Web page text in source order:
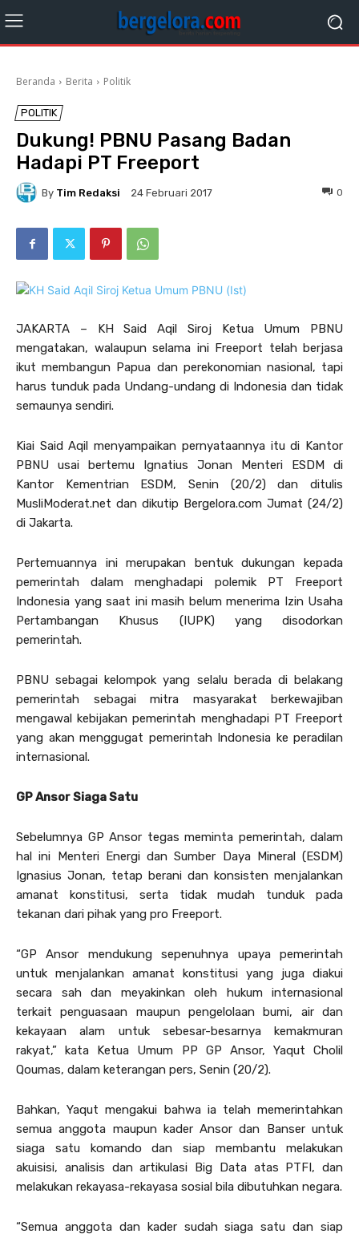
Beranda Berita Politik
POLITIK
Dukung! PBNU Pasang Badan
Hadapi PT Freeport
By Tim Redaksi 24 Februari 2017 0
JAKARTA – KH Said Aqil Siroj Ketua Umum PBNU
mengatakan, walaupun selama ini Freeport telah berjasa
ikut membangun Papua dan perekonomian nasional, tapi
harus tunduk pada Undang-undang di Indonesia dan tidak
semaunya sendiri.
Kiai Said Aqil menyampaikan pernyataannya itu di Kantor
PBNU usai bertemu Ignatius Jonan Menteri ESDM di
Kantor Kementrian ESDM, Senin (20/2) dan ditulis
MusliModerat.net dan dikutip Bergelora.com Jumat (24/2)
di Jakarta.
Pertemuannya ini merupakan bentuk dukungan kepada
pemerintah dalam menghadapi polemik PT Freeport
Indonesia yang saat ini masih belum menerima Izin Usaha
Pertambangan Khusus (IUPK) yang disodorkan
pemerintah.
PBNU sebagai kelompok yang selalu berada di belakang
pemerintah sebagai mitra masyarakat berkewajiban
mengawal kebijakan pemerintah menghadapi PT Freeport
yang akan menggugat pemerintah Indonesia ke peradilan
internasional.
GP Ansor Siaga Satu
Sebelumnya GP Ansor tegas meminta pemerintah, dalam
hal ini Menteri Energi dan Sumber Daya Mineral (ESDM)
Ignasius Jonan, tetap berani dan konsisten menjalankan
amanat konstitusi, serta tidak mudah tunduk pada
tekanan dari pihak yang pro Freeport.
“GP Ansor mendukung sepenuhnya upaya pemerintah
untuk menjalankan amanat konstitusi yang juga diakui
secara sah dan meyakinkan oleh hukum internasional
terkait penguasaan maupun pengelolaan bumi, air dan
kekayaan alam untuk sebesar-besarnya kemakmuran
rakyat,” kata Ketua Umum PP GP Ansor, Yaqut Cholil
Qoumas, dalam keterangan pers, Senin (20/2).
Bahkan, Yaqut mengakui bahwa ia telah memerintahkan
semua anggota maupun kader Ansor dan Banser untuk
siaga satu komando dan siap membantu melakukan
akuisisi, analisis dan artikulasi Big Data atas PTFI, dan
melakukan rekayasa-rekayasa sosial bila dibutuhkan negara.
“Semua anggota dan kader sudah siaga satu dan siap